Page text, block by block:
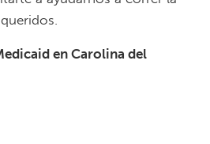
en Carolina del